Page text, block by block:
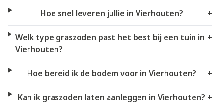
Hoe snel leveren jullie in Vierhouten? +
Welk type graszoden past het best bij een tuin in
Vierhouten?
+
Hoe bereid ik de bodem voor in Vierhouten? +
Kan ik graszoden laten aanleggen in Vierhouten? +